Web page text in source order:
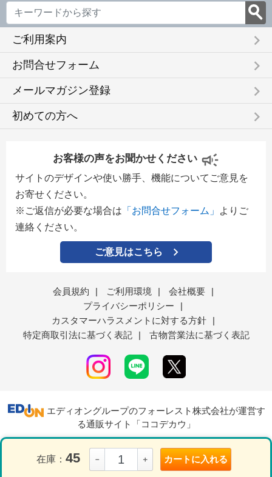
在庫： 45 － ＋ カートに入れる
ご利用案内 keyboard_arrow_right
お問合せフォーム keyboard_arrow_right
メールマガジン登録 keyboard_arrow_right
初めての方へ keyboard_arrow_right
お客様の声をお聞かせください
サイトのデザインや使い勝手、機能についてご意見を
お寄せください。
※ご返信が必要な場合は 「お問合せフォーム」
よりご
連絡ください。
ご意見はこちら
会員規約 | ご利用環境 | 会社概要
|
プライバシーポリシー
|
カスタマーハラスメントに対する方針
|
特定商取引法に基づく表記
| 古物営業法に基づく表記
エディオングループのフォーレスト株式会社が運営す
る通販サイト「ココデカウ」
表示モード ＰＣ スマートフォン